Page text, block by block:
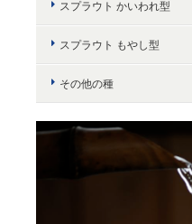
スプラウト かいわれ型
スプラウト もやし型
その他の種